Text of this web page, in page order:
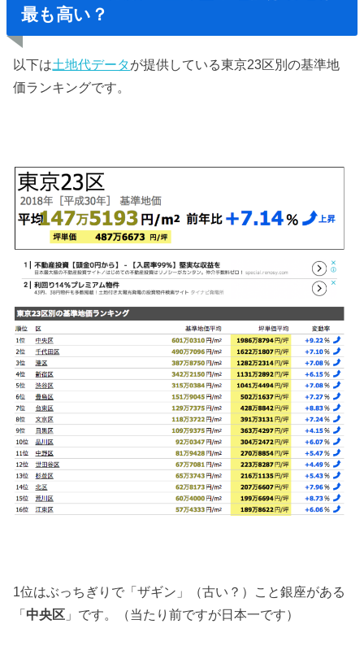
最も高い？
以下は土地代データが提供している東京23区別の基準地
価ランキングです。
1位はぶっちぎりで「ザギン」（古い？）こと銀座がある
「中央区 」です。（当たり前ですが日本一です）